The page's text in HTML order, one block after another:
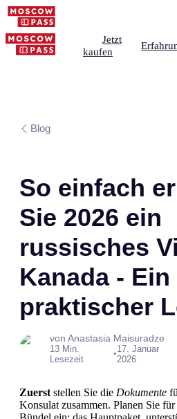
Jetzt
kaufen
Blog
So einfach
Sie 2026 ein
russisches
Kanada - Ein
praktischer
von Anastasia Maisuradze
13 Min.
Lesezeit
•17. Januar
2026
Zuerst stellen Sie die Dokumente
Konsulat zusammen. Planen Sie